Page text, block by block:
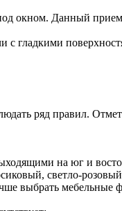
окном. Данный
ряд правил.
на юг и
светло-
выбрать